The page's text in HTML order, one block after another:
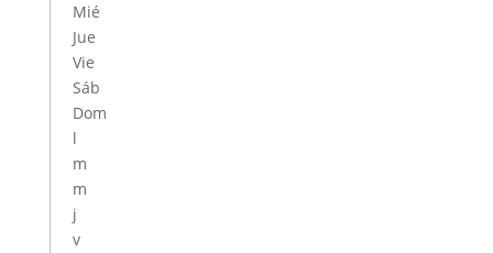
Mié
Jue
Vie
Sáb
Dom
l
m
m
j
v